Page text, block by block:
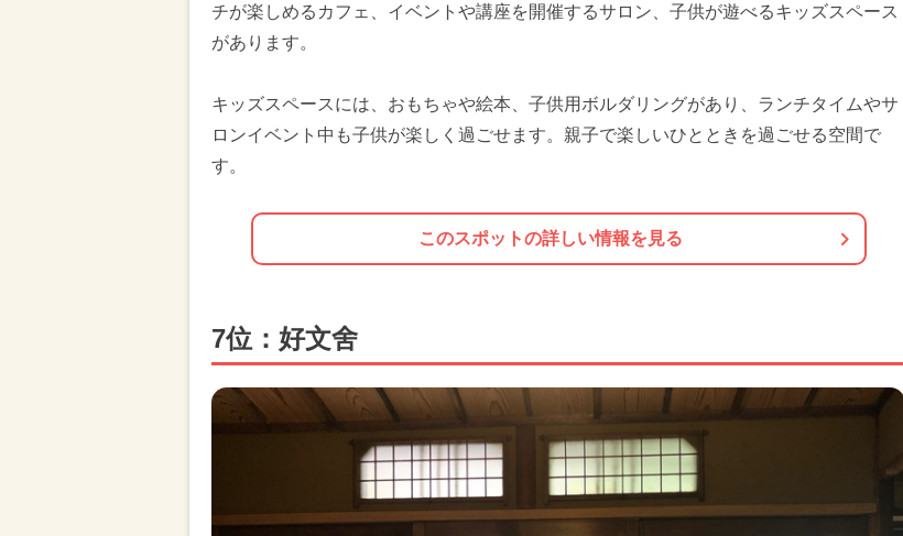
チが楽しめるカフェ、イベントや講座を開催するサロン、子供が遊べるキッズスペース
があります。
キッズスペースには、おもちゃや絵本、子供用ボルダリングがあり、ランチタイムやサ
ロンイベント中も子供が楽しく過ごせます。親子で楽しいひとときを過ごせる空間で
す。
このスポットの詳しい情報を見る
7位：好文舍